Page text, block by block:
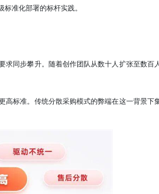
准化部署的标杆实践。
同步攀升。随着创作团队从数十人扩张至数百人
标准。传统分散采购模式的弊端在这一背景下